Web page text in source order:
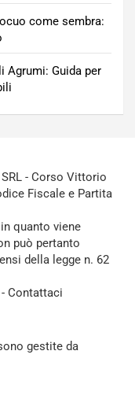
come sembra:
Agrumi: Guida per
- Corso Vittorio
Fiscale e Partita
quanto viene
può pertanto
della legge n. 62
Contattaci
gestite da